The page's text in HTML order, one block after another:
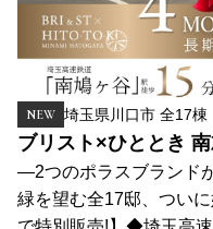
NEW 埼玉県川口市 全17棟
ブリスト×ひととき
―2つのポラスブランド
緑を望む全17邸、つい